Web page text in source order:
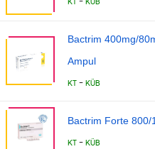
Bactrim 400mg/
Ampul
KT - KÜB
Bactrim Forte 800/
KT - KÜB